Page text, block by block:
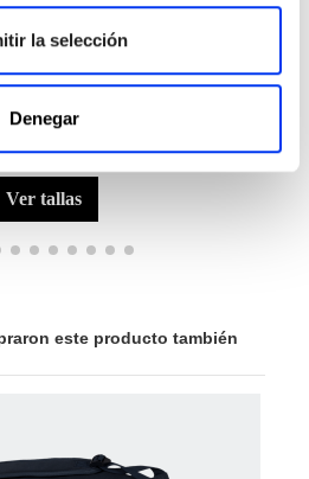
la selección
Denegar
ver tallas
este producto también